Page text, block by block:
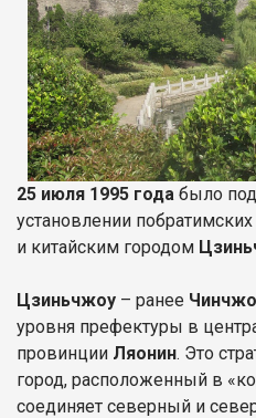
25 июля 1995 года было
установлении
и китайским городом
Цзиньчжоу – ранее
уровня префектуры в
провинции Ляонин. Это
город, расположенный в
соединяет северный и